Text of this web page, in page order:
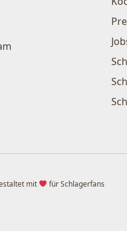
mit für Schlagerfans